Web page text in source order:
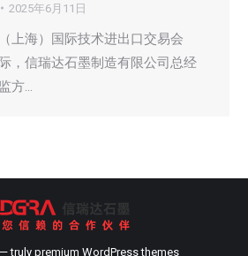
2025年6月11日
上海）国际技术进出口交易会
，信瑞达石墨制造有限公司总经
方…
truly premium WordPress themes